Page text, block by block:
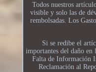
Todos nuestros
visible y solo las de
rembolsadas. Los
Si se redibe el
importantes del daño en
Falta de Información
Reclamación al